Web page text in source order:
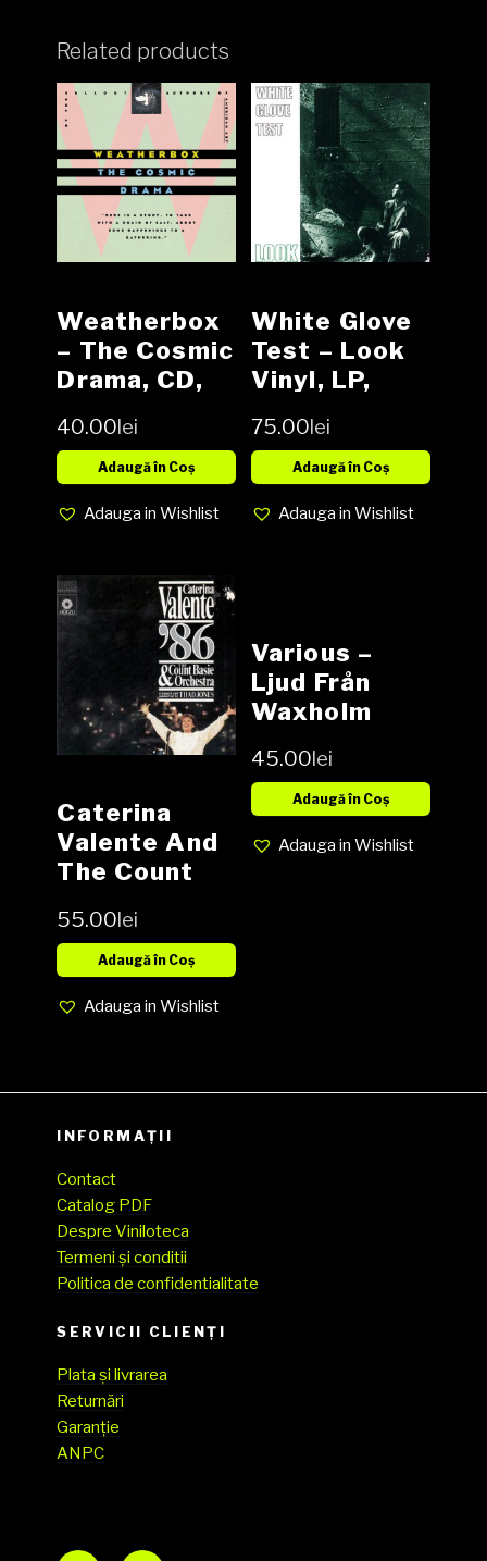
Related products
Weatherbox
– The Cosmic
Drama, CD,
40.00lei
Adaugă în Coș
Adauga in Wishlist
White Glove
Test – Look
Vinyl, LP,
NM cover NM
(SH)
75.00lei
Adaugă în Coș
Adauga in Wishlist
Caterina
Valente And
The Count
Orchestra
Arranged &
By Thad
& The Count
Basie
Orchestra
media EX
cover EX
55.00lei
Adaugă în Coș
Adauga in Wishlist
Various –
Ljud Från
Waxholm
Compilation,
media EX
(water
45.00lei
Adaugă în Coș
Adauga in Wishlist
INFORMAȚII
Contact
Catalog PDF
Despre Viniloteca
Termeni și conditii
Politica de confidentialitate
SERVICII CLIENŢI
Plata și livrarea
Returnări
Garanție
ANPC